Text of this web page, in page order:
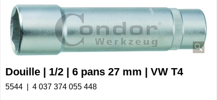
Douille | 1/2 | 6 pans 27 mm | VW T4
5544 4 037 374 055 448